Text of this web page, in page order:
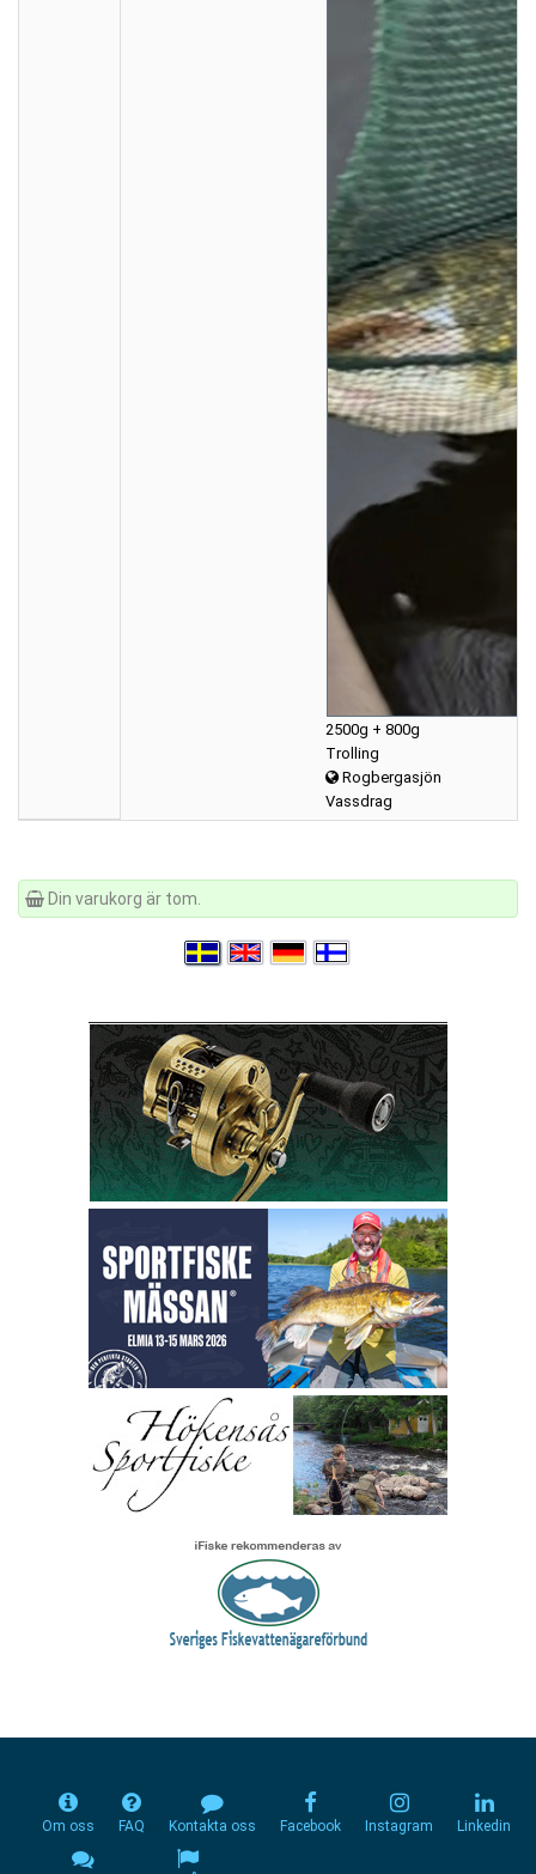
2500g + 800g
Trolling
Rogbergasjön
Vassdrag
Din varukorg är tom.
Om oss FAQ Kontakta oss Facebook Instagram Linkedin